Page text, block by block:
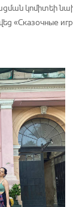
կոմիտեի
«Сказочные